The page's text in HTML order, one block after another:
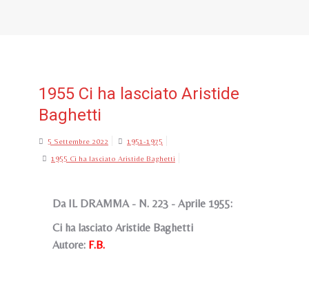
1955 Ci ha lasciato Aristide
Baghetti
5 Settembre 2022 1951-1975
1955 Ci ha lasciato Aristide Baghetti
Da IL DRAMMA - N. 223 - Aprile 1955:
Ci ha lasciato Aristide Baghetti
Autore: F.B.